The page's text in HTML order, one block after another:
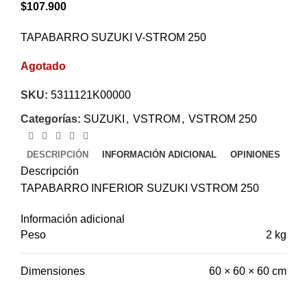
$107.900
TAPABARRO SUZUKI V-STROM 250
Agotado
SKU: 5311121K00000
Categorías: SUZUKI , VSTROM , VSTROM 250
DESCRIPCIÓN INFORMACIÓN ADICIONAL OPINIONES
Descripción
TAPABARRO INFERIOR SUZUKI VSTROM 250
Información adicional
Peso
2 kg
Dimensiones
60 × 60 × 60 cm